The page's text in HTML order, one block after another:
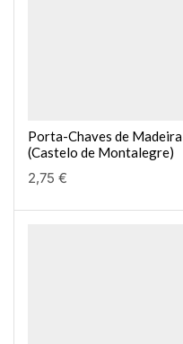
Porta-Chaves de Madeira
(Castelo de Montalegre)
2,75 €